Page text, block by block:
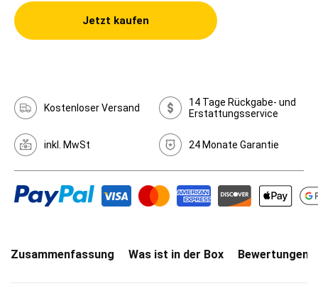
Jetzt kaufen
Kostenloser Versand
14 Tage Rückgabe- und
Erstattungsservice
inkl. MwSt 24 Monate Garantie
Zusammenfassung Was ist in der Box